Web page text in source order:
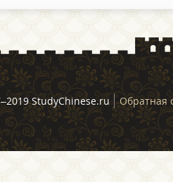
StudyChinese.ru Обратная